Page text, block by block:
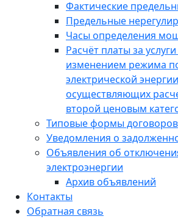
Фактические
Предельные
Часы определения
Расчёт платы за
изменением режима
электрической
осуществляющих
второй ценовым
Типовые формы договоров
Уведомления о
Объявления об
электроэнергии
Архив объявлений
Контакты
Обратная связь